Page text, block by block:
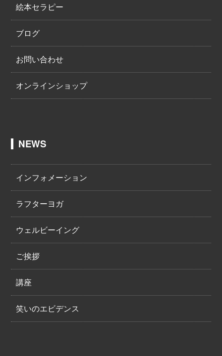
絵本セラピー
ブログ
お問い合わせ
オンラインショップ
NEWS
インフォメーション
ラフターヨガ
ウェルビーイング
ご挨拶
講座
笑いのエビデンス